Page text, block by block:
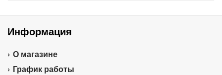
Информация
О магазине
График работы